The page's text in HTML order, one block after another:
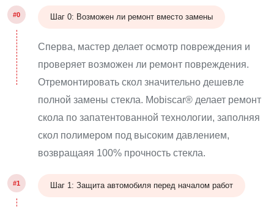
#0 Шаг 0: Возможен ли ремонт вместо замены
Сперва, мастер делает осмотр повреждения и
проверяет возможен ли ремонт повреждения.
Отремонтировать скол значительно дешевле
полной замены стекла. Mobiscar® делает ремонт
скола по запатентованной технологии, заполняя
скол полимером под высоким давлением,
возвращаяя 100% прочность стекла.
#1 Шаг 1: Защита автомобиля перед началом работ